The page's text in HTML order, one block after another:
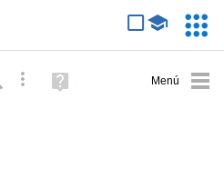
Búsqueda avanzada
Ayuda
(en